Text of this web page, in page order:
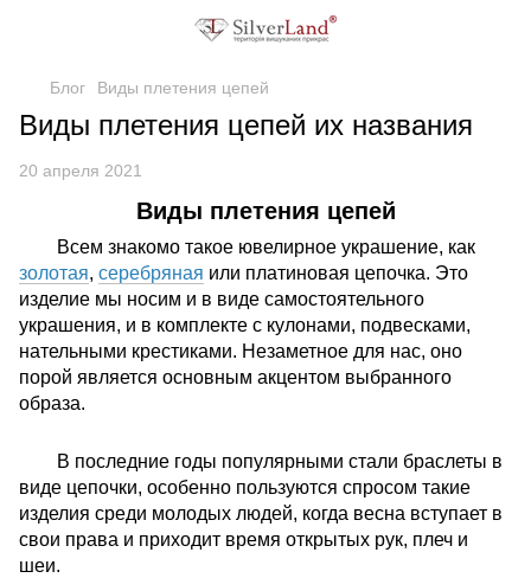
Блог Виды плетения цепей
Виды плетения цепей их названия
20 апреля 2021
Виды плетения цепей
Всем знакомо такое ювелирное украшение, как
золотая, серебряная или платиновая цепочка. Это
изделие мы носим и в виде самостоятельного
украшения, и в комплекте с кулонами, подвесками,
нательными крестиками. Незаметное для нас, оно
порой является основным акцентом выбранного
образа.
В последние годы популярными стали браслеты в
виде цепочки, особенно пользуются спросом такие
изделия среди молодых людей, когда весна вступает в
свои права и приходит время открытых рук, плеч и
шеи.